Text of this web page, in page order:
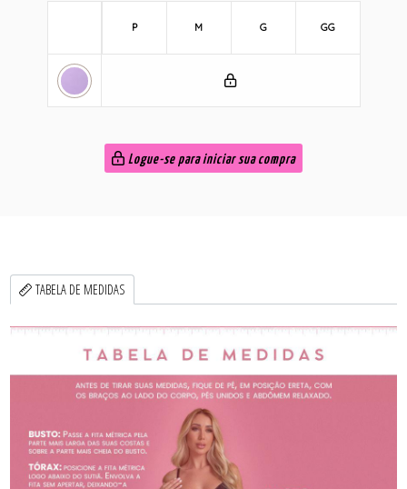
P M G GG
Logue-se para iniciar sua compra
TABELA DE MEDIDAS